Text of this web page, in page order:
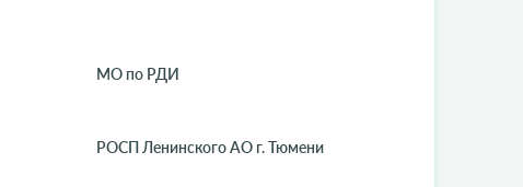
МО по РДИ
РОСП Ленинского АО г. Тюмени